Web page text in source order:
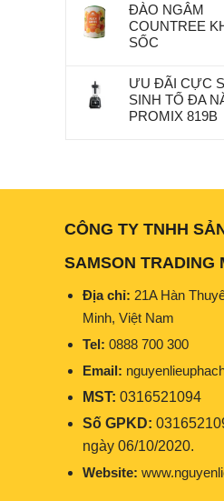
ĐÀO NGÂM
COUNTREE
SỐC
ƯU ĐÃI CỰC
SINH TỐ ĐA
PROMIX 819B
CÔNG TY TNHH
SAMSON TRADING
Địa chỉ: 21A Hàn
Minh, Việt Nam
Tel:0888 700 300
Email:
MST:0316521094
Số GPKD:
ngày 06/10/2020.
Website: